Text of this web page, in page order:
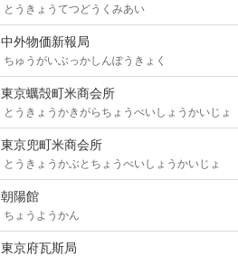
とうきょうてつどうくみあい
中外物価新報局
ちゅうがいぶっかしんぽうきょく
東京蠣殻町米商会所
とうきょうかきがらちょうべいしょうかいじょ
東京兜町米商会所
とうきょうかぶとちょうべいしょうかいじょ
朝陽館
ちょうようかん
東京府瓦斯局